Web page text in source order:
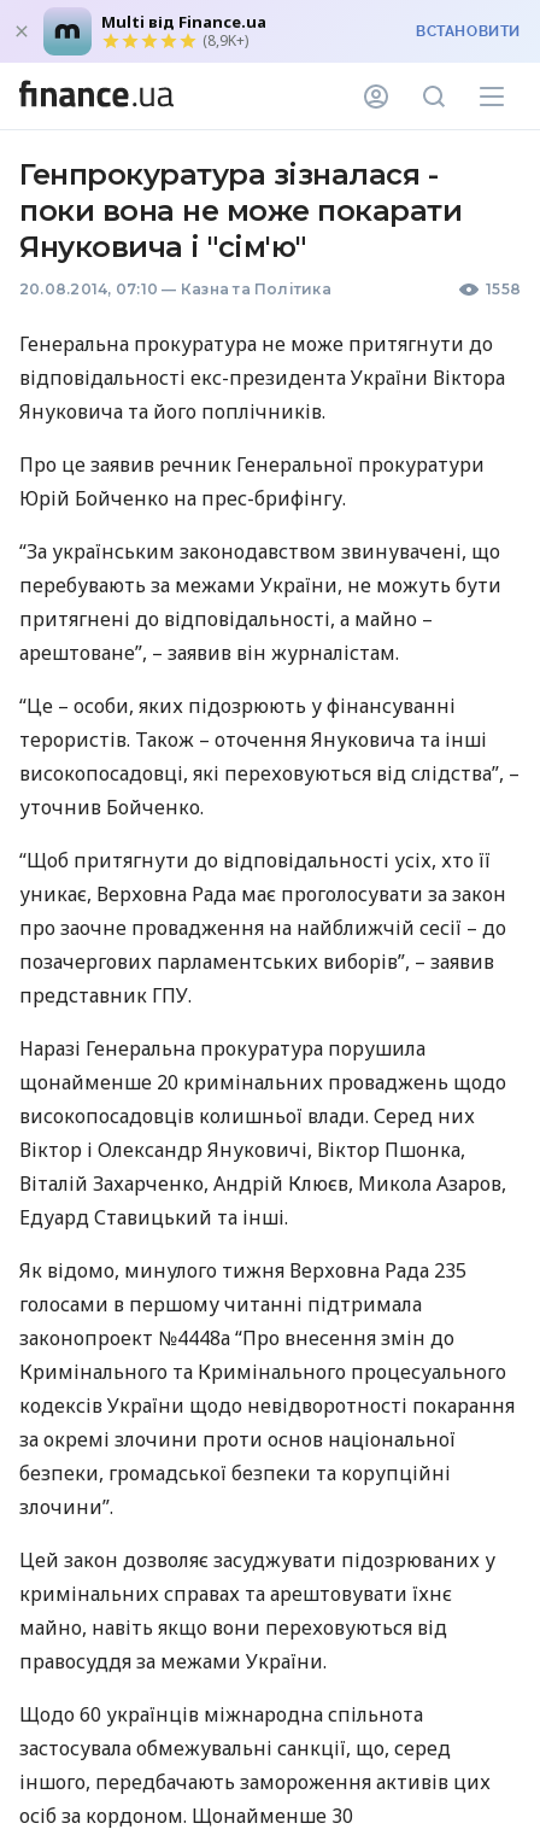
Multi від Finance.ua
(8,9K+) ВСТАНОВИТИ
Генпрокуратура зізналася -
поки вона не може покарати
Януковича і "сім'ю"
20.08.2014, 07:10 — Казна та Політика 1558
Генеральна прокуратура не може притягнути до
відповідальності екс-президента України Віктора
Януковича та його поплічників.
Про це заявив речник Генеральної прокуратури
Юрій Бойченко на прес-брифінгу.
“За українським законодавством звинувачені, що
перебувають за межами України, не можуть бути
притягнені до відповідальності, а майно –
арештоване”, – заявив він журналістам.
“Це – особи, яких підозрюють у фінансуванні
терористів. Також – оточення Януковича та інші
високопосадовці, які переховуються від слідства”, –
уточнив Бойченко.
“Щоб притягнути до відповідальності усіх, хто її
уникає, Верховна Рада має проголосувати за закон
про заочне провадження на найближчій сесії – до
позачергових парламентських виборів”, – заявив
представник ГПУ.
Наразі Генеральна прокуратура порушила
щонайменше 20 кримінальних проваджень щодо
високопосадовців колишньої влади. Серед них
Віктор і Олександр Януковичі, Віктор Пшонка,
Віталій Захарченко, Андрій Клюєв, Микола Азаров,
Едуард Ставицький та інші.
Як відомо, минулого тижня Верховна Рада 235
голосами в першому читанні підтримала
законопроект №4448а “Про внесення змін до
Кримінального та Кримінального процесуального
кодексів України щодо невідворотності покарання
за окремі злочини проти основ національної
безпеки, громадської безпеки та корупційні
злочини”.
Цей закон дозволяє засуджувати підозрюваних у
кримінальних справах та арештовувати їхнє
майно, навіть якщо вони переховуються від
правосуддя за межами України.
Щодо 60 українців міжнародна спільнота
застосувала обмежувальні санкції, що, серед
іншого, передбачають замороження активів цих
осіб за кордоном. Щонайменше 30